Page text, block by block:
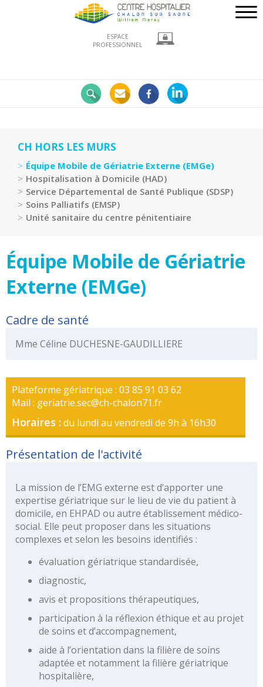
ESPACE
PROFESSIONNEL
la
pointe
!
Développement
Durable
La
Portail
de
transparence
Recherche
du
Amélioration
Continue
Certification
HAS
Démarche
Qualité
indicateurs
qualité
Gestion
des
risques
Coopérations
Hospitalières
Groupement
Hospitalier
Territoire
portail
CH HORS LES MURS
Équipe Mobile de Gériatrie Externe (EMGe)
Hospitalisation à Domicile (HAD)
Service Départemental de Santé Publique (SDSP)
Soins Palliatifs (EMSP)
Unité sanitaire du centre pénitentiaire
Équipe Mobile de Gériatrie
Externe (EMGe)
Cadre de santé
Mme Céline DUCHESNE-GAUDILLIERE
Plateforme gériatrique : 03 85 91 03 62
Mail : geriatrie.sec@ch-chalon71.fr
Horaires : du lundi au vendredi de 9h à 16h30
Présentation de l'activité
La mission de l’EMG externe est d’apporter une
expertise gériatrique sur le lieu de vie du patient à
domicile, en EHPAD ou autre établissement médico-
social. Elle peut proposer dans les situations
complexes et selon les besoins identifiés :
évaluation gériatrique standardisée,
diagnostic,
avis et propositions thérapeutiques,
participation à la réflexion éthique et au projet
de soins et d’accompagnement,
aide à l’orientation dans la filière de soins
adaptée et notamment la filière gériatrique
hospitalière,